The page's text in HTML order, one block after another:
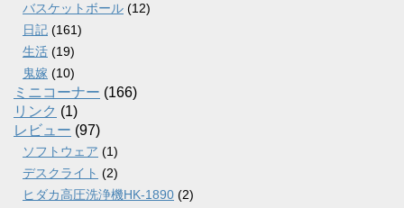
バスケットボール (12)
日記 (161)
生活 (19)
鬼嫁 (10)
ミニコーナー (166)
リンク (1)
レビュー (97)
ソフトウェア (1)
デスクライト (2)
ヒダカ高圧洗浄機HK-1890 (2)